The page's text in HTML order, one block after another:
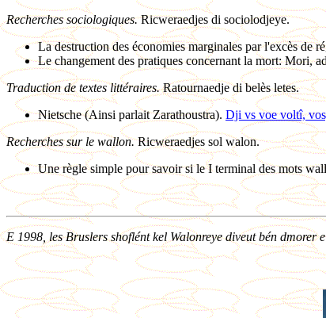
Recherches sociologiques.Ricweraedjes di sociolodjeye.
La destruction des économies marginales par l'excès de
Le changement des pratiques concernant la mort:Mori,
Traduction de textes littéraires.Ratournaedje di belès letes.
Nietsche (Ainsi parlait Zarathoustra). Dji vs voe voltî,
Recherches sur le wallon.Ricweraedjes sol walon.
Une règle simple pour savoir si le I terminal des mots
E 1998, les Bruslers shoflént kel Walonreye diveut bén dmorer